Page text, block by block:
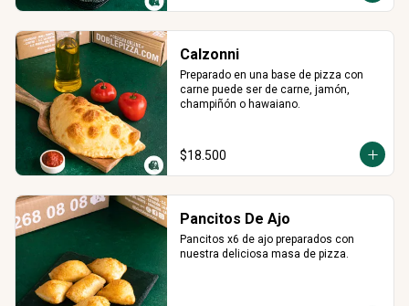
Calzonni
Preparado en una base de pizza con
carne puede ser de carne, jamón,
champiñón o hawaiano.
$18.500
Pancitos De Ajo
Pancitos x6 de ajo preparados con
nuestra deliciosa masa de pizza.